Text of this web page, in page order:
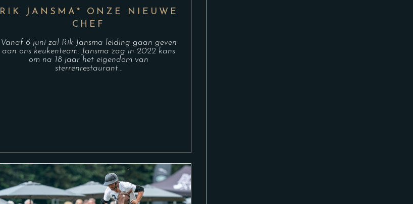
RIK JANSMA* ONZE NIEUWE
CHEF
Vanaf 6 juni zal Rik Jansma leiding gaan geven
aan ons keukenteam. Jansma zag in 2022 kans
om na 18 jaar het eigendom van
sterrenrestaurant…